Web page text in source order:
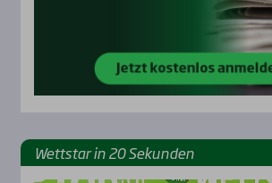
Wett­star in 20 Sekun­den